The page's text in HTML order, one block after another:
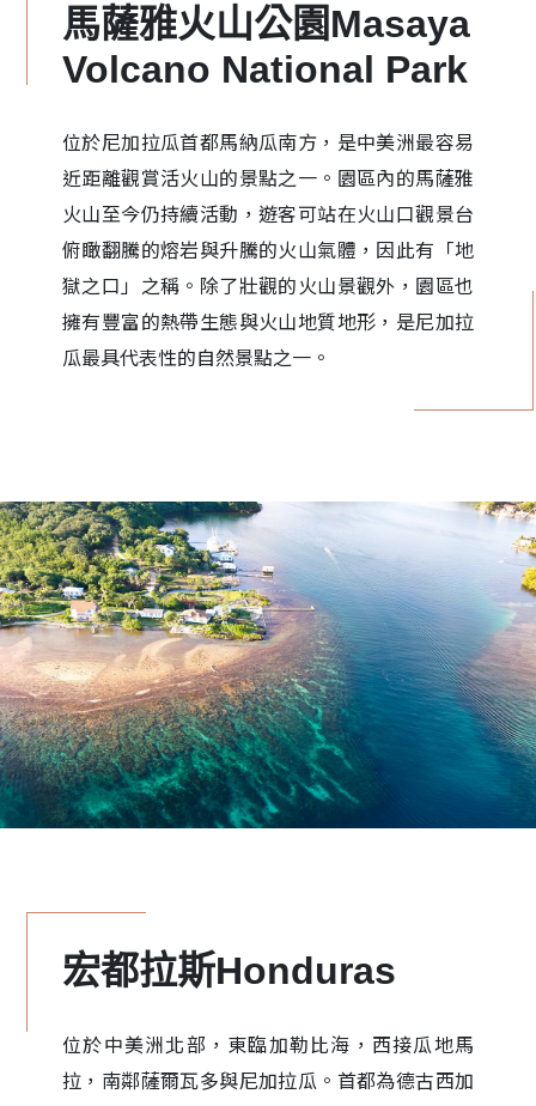
馬薩雅火山公園Masaya
Volcano National Park
位於尼加拉瓜首都馬納瓜南方，是中美洲最容易
近距離觀賞活火山的景點之一。園區內的馬薩雅
火山至今仍持續活動，遊客可站在火山口觀景台
俯瞰翻騰的熔岩與升騰的火山氣體，因此有「地
獄之口」之稱。除了壯觀的火山景觀外，園區也
擁有豐富的熱帶生態與火山地質地形，是尼加拉
瓜最具代表性的自然景點之一。
宏都拉斯Honduras
位於中美洲北部，東臨加勒比海，西接瓜地馬
拉，南鄰薩爾瓦多與尼加拉瓜。首都為德古西加